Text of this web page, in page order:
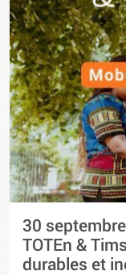
30
TOTEn &
durables et